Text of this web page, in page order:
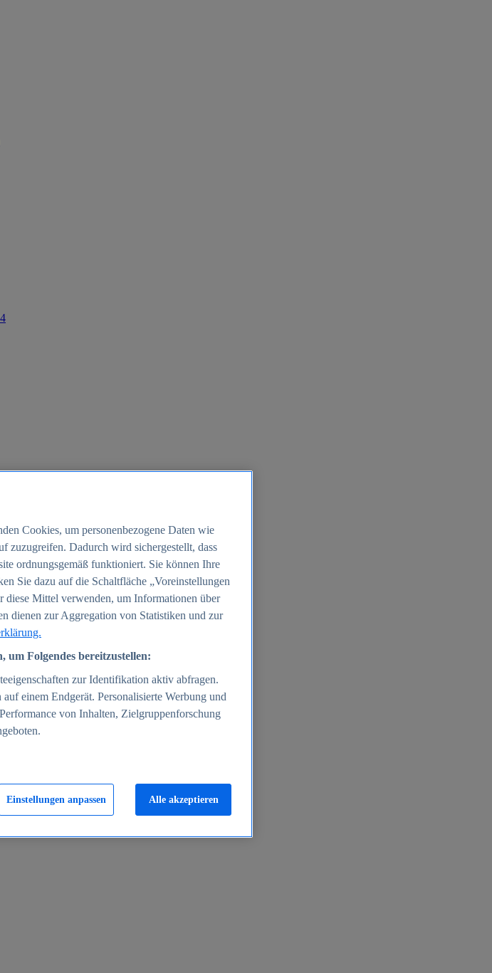
Cookies, um personenbezogene Daten wie
zuzugreifen. Dadurch wird sichergestellt, dass
ordnungsgemäß funktioniert. Sie können Ihre
Sie dazu auf die Schaltfläche „Voreinstellungen
Mittel verwenden, um Informationen über
dienen zur Aggregation von Statistiken und zur
Folgendes bereitzustellen:
zur Identifikation aktiv abfragen.
einem Endgerät. Personalisierte Werbung und
von Inhalten, Zielgruppenforschung
Einstellungen anpassen Alle akzeptieren